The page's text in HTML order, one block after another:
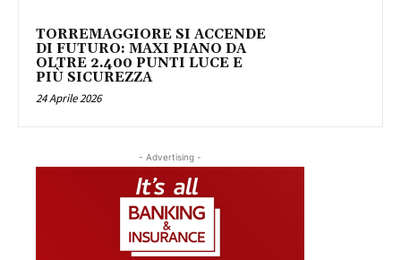
TORREMAGGIORE SI ACCENDE
DI FUTURO: MAXI PIANO DA
OLTRE 2.400 PUNTI LUCE E
PIÙ SICUREZZA
24 Aprile 2026
- Advertising -